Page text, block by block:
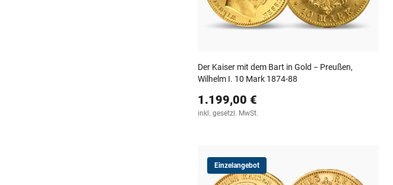
Der Kaiser mit dem Bart in Gold − Preußen,
Wilhelm I. 10 Mark 1874-88
1.199,00 €
inkl. gesetzl. MwSt.
Einzelangebot